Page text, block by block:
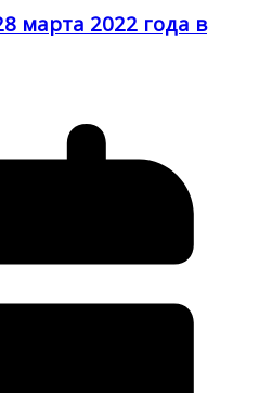
марта 2022 года в